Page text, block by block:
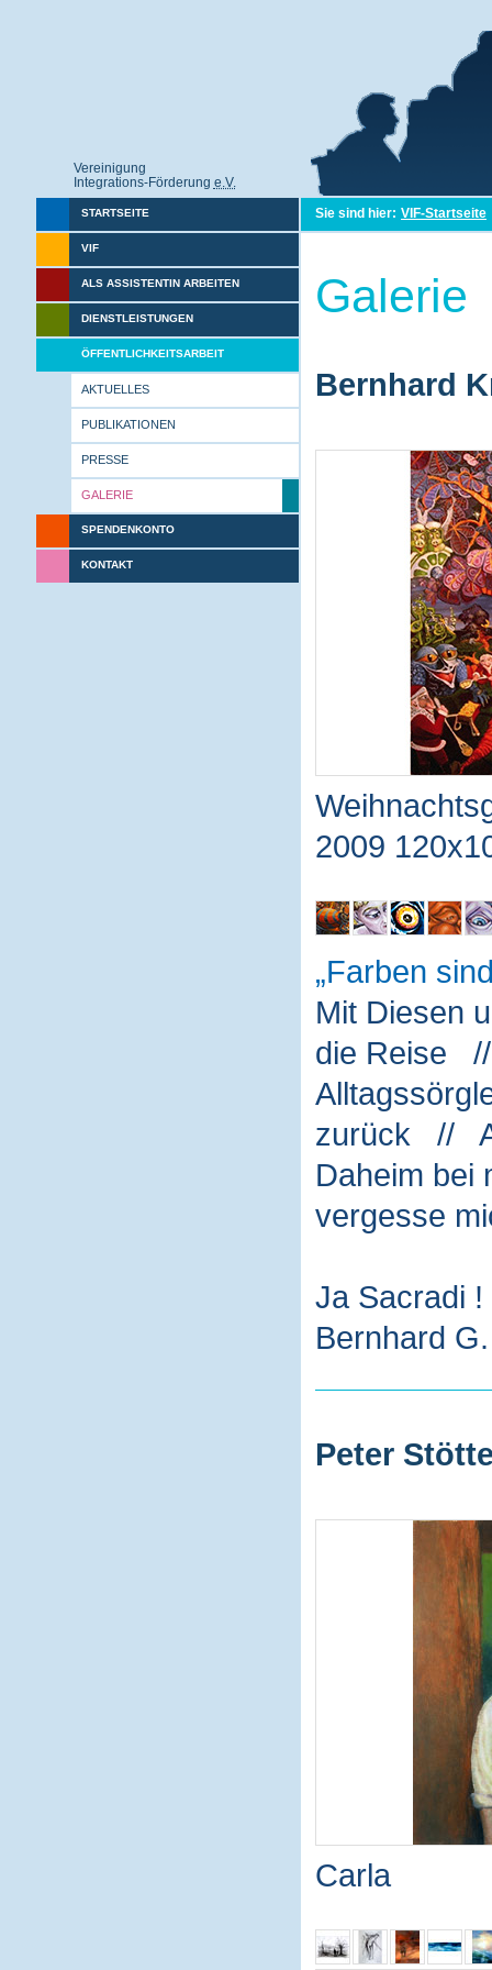
Vereinigung
Integrations-Förderung e.V.
STARTSEITE
VIF
ALS ASSISTENTIN ARBEITEN
DIENSTLEISTUNGEN
ÖFFENTLICHKEITSARBEIT
AKTUELLES
PUBLIKATIONEN
PRESSE
GALERIE
SPENDENKONTO
KONTAKT
Sie sind hier: VIF-Startseite
Galerie
Bernhard
2009
Farben
Mit Diesen
die Reise
zurück //
Daheim
vergesse
Ja Sacradi
Bernhard
Peter
Carla